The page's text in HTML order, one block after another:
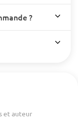
?
et auteur